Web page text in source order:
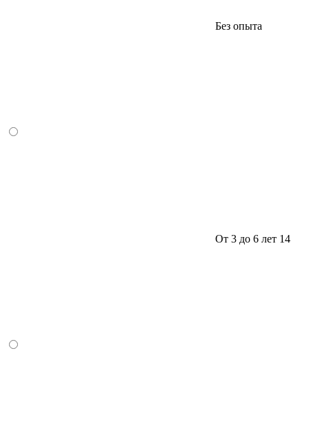
Без опыта
От 3 до 6 лет 14